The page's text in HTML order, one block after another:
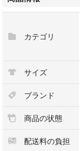
嵐/大野智/櫻井翔/相
カテゴリ
サイズ
ブランド
商品の状態
配送料の負担